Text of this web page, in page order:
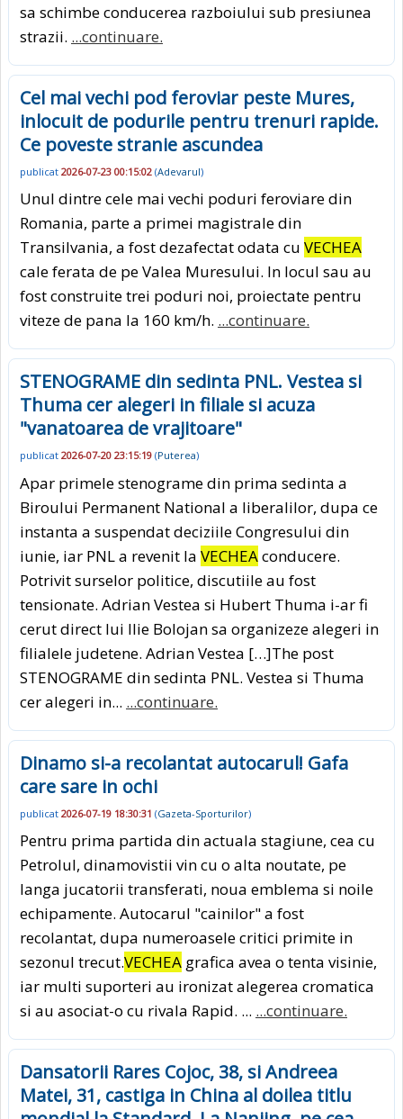
sa schimbe conducerea razboiului sub presiunea
strazii. ...continuare.
Cel mai vechi pod feroviar peste Mures,
inlocuit de podurile pentru trenuri rapide.
Ce poveste stranie ascundea
publicat 2026-07-23 00:15:02 (Adevarul)
Unul dintre cele mai vechi poduri feroviare din
Romania, parte a primei magistrale din
Transilvania, a fost dezafectat odata cu VECHEA
cale ferata de pe Valea Muresului. In locul sau au
fost construite trei poduri noi, proiectate pentru
viteze de pana la 160 km/h. ...continuare.
STENOGRAME din sedinta PNL. Vestea si
Thuma cer alegeri in filiale si acuza
"vanatoarea de vrajitoare"
publicat 2026-07-20 23:15:19 (Puterea)
Apar primele stenograme din prima sedinta a
Biroului Permanent National a liberalilor, dupa ce
instanta a suspendat deciziile Congresului din
iunie, iar PNL a revenit la VECHEAconducere.
Potrivit surselor politice, discutiile au fost
tensionate. Adrian Vestea si Hubert Thuma i-ar fi
cerut direct lui Ilie Bolojan sa organizeze alegeri in
filialele judetene. Adrian Vestea […]The post
STENOGRAME din sedinta PNL. Vestea si Thuma
cer alegeri in... ...continuare.
Dinamo si-a recolantat autocarul! Gafa
care sare in ochi
publicat 2026-07-19 18:30:31 (Gazeta-Sporturilor)
Pentru prima partida din actuala stagiune, cea cu
Petrolul, dinamovistii vin cu o alta noutate, pe
langa jucatorii transferati, noua emblema si noile
echipamente. Autocarul "cainilor" a fost
recolantat, dupa numeroasele critici primite in
sezonul trecut.VECHEA grafica avea o tenta visinie,
iar multi suporteri au ironizat alegerea cromatica
si au asociat-o cu rivala Rapid. ... ...continuare.
Dansatorii Rares Cojoc, 38, si Andreea
Matei, 31, castiga in China al doilea titlu